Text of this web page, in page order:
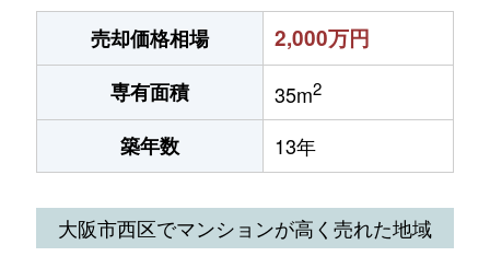
売却価格相場
2,000万円
専有面積 35m2
築年数 13年
大阪市西区でマンションが高く売れた地域